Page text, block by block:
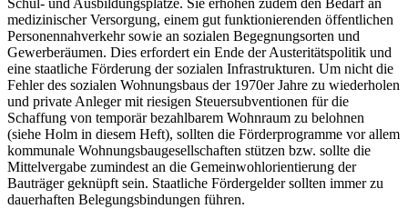
Schul- und Ausbildungsplätze. Sie erhöhen zudem den Bedarf an
medizinischer Versorgung, einem gut funktionierenden öffentlichen
Personennahverkehr sowie an sozialen Begegnungsorten und
Gewerberäumen. Dies erfordert ein Ende der Austeritätspolitik und
eine staatliche Förderung der sozialen Infrastrukturen. Um nicht die
Fehler des sozialen Wohnungsbaus der 1970er Jahre zu wiederholen
und private Anleger mit riesigen Steuersubventionen für die
Schaffung von temporär bezahlbarem Wohnraum zu belohnen
(siehe Holm in diesem Heft), sollten die Förderprogramme vor allem
kommunale Wohnungsbaugesellschaften stützen bzw. sollte die
Mittelvergabe zumindest an die Gemeinwohlorientierung der
Bauträger geknüpft sein. Staatliche Fördergelder sollten immer zu
dauerhaften Belegungsbindungen führen.